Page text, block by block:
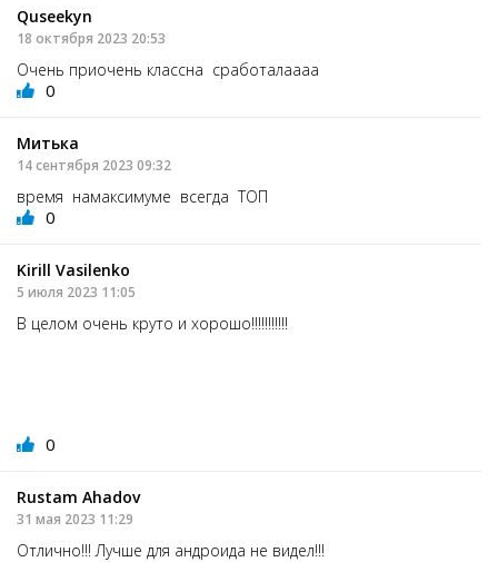
Quseekyn
18 октября 2023 20:53
Очень приочень классна сработалаааа
0
Митька
14 сентября 2023 09:32
время намаксимуме всегда ТОП
0
Kirill Vasilenko
5 июля 2023 11:05
В целом очень круто и хорошо!!!!!!!!!!!
0
Rustam Ahadov
31 мая 2023 11:29
Отлично!!! Лучше для андроида не видел!!!